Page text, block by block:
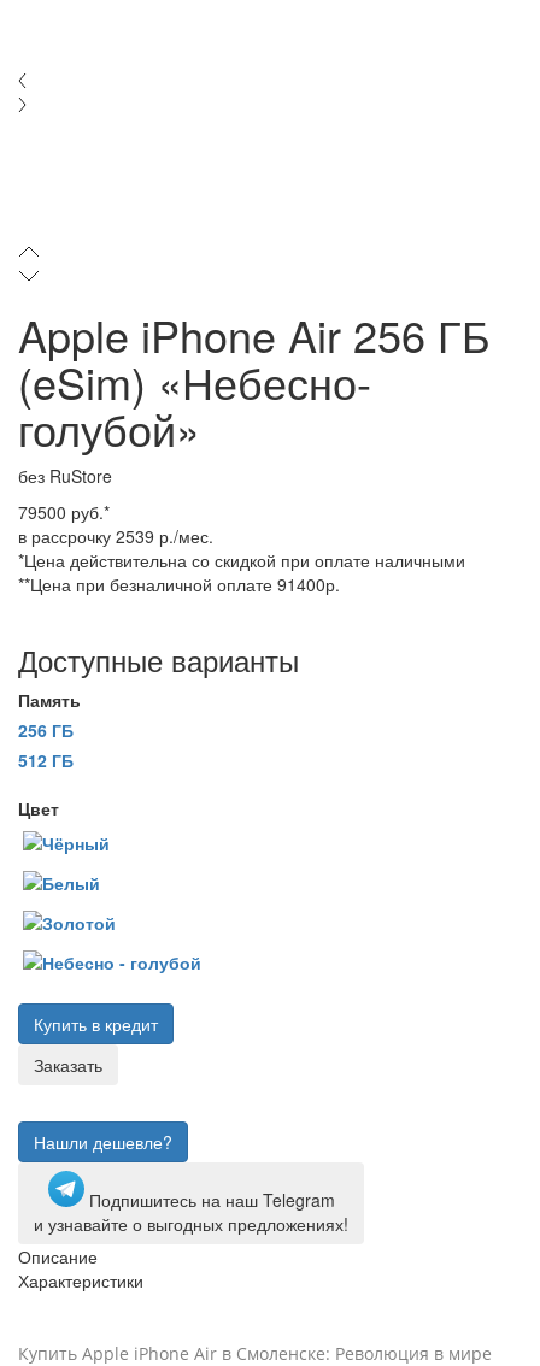
Apple iPhone Air 256 ГБ
(eSim) «Небесно-
голубой»
без RuStore
79500 руб.*
в рассрочку 2539 р./мес.
*Цена действительна со скидкой при оплате наличными
**Цена при безналичной оплате 91400р.
Доступные варианты
Память
256 ГБ
512 ГБ
Цвет
Купить в кредит
Заказать
Нашли дешевле?
Подпишитесь на наш Telegram
и узнавайте о выгодных предложениях!
Описание
Характеристики
Купить Apple iPhone Air в Смоленске: Революция в мире